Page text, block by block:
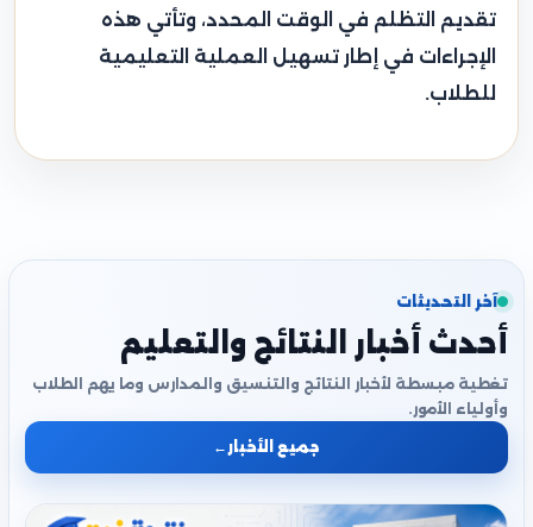
تقديم التظلم في الوقت المحدد، وتأتي هذه
الإجراءات في إطار تسهيل العملية التعليمية
للطلاب.
آخر التحديثات
أحدث أخبار النتائج والتعليم
تغطية مبسطة لأخبار النتائج والتنسيق والمدارس وما يهم الطلاب
وأولياء الأمور.
جميع الأخبار ←